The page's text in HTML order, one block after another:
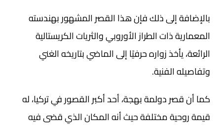
بالإضافة إلى ذلك فإن هذا القصر المشهور بهندسته
المعمارية ذات الطراز الأوروبي والثريات الكريستالية
الرائعة، يأخذ زواره حرفيًا إلى الماضي بتاريخه الغني
وتفاصيله الفنية.
كما أن قصر دولمة بهجة، أحد أكبر القصور في تركيا، له
قيمة روحية مختلفة حيث أنه المكان الذي قضى فيه